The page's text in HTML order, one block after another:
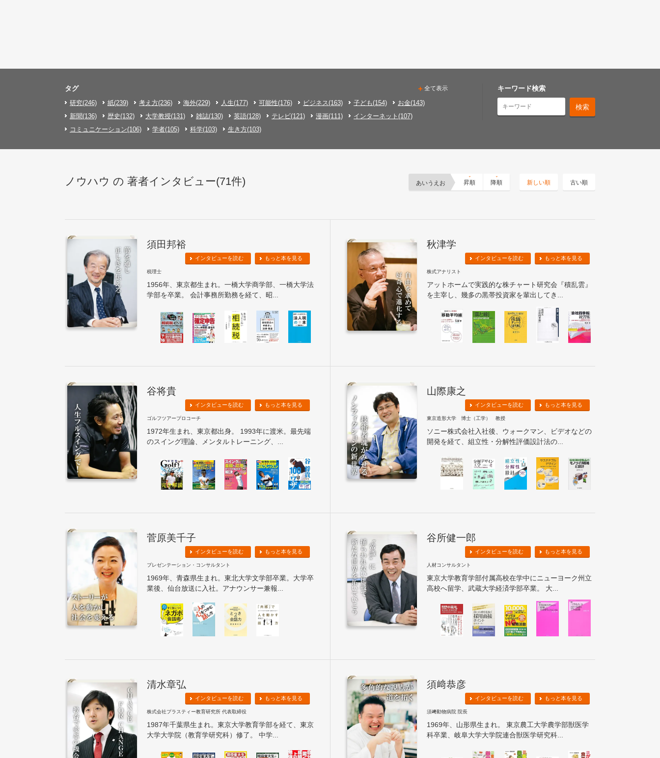
タグ 全て表示
研究(246) 紙(239) 考え方(236) 海外(229) 人生(177) 可能性(176) ビジネス(163) 子ども(154)
お金(143)
新聞(136)
歴史(132) 大学教授(131) 雑誌(130) 英語(128) テレビ(121) 漫画(111)
インターネット(107)
コミュニケーション(106)
学者(105) 科学(103) 生き方(103)
キーワード検索
ノウハウ の 著者インタビュー(71件) あいうえお 昇順 降順 新しい順 古い順
須田邦裕
もっと本を見る
インタビューを読む
税理士
1956年、東京都生まれ。一橋大学商学部、一橋大学法
学部を卒業。 会計事務所勤務を経て、昭...
秋津学
もっと本を見る
インタビューを読む
株式アナリスト
アットホームで実践的な株チャート研究会『積乱雲』
を主宰し、幾多の黒帯投資家を輩出してき...
谷将貴
もっと本を見る
インタビューを読む
ゴルフツアープロコーチ
1972年生まれ、東京都出身。 1993年に渡米。最先端
のスイング理論、メンタルトレーニング、...
山際康之
もっと本を見る
インタビューを読む
東京造形大学 博士（工学） 教授
ソニー株式会社入社後、ウォークマン、ビデオなどの
開発を経て、組立性・分解性評価設計法の...
菅原美千子
もっと本を見る
インタビューを読む
プレゼンテーション・コンサルタント
1969年、青森県生まれ。東北大学文学部卒業。大学卒
業後、仙台放送に入社。アナウンサー兼報...
谷所健一郎
もっと本を見る
インタビューを読む
人材コンサルタント
東京大学教育学部付属高校在学中にニューヨーク州立
高校へ留学、武蔵大学経済学部卒業。 大...
清水章弘
もっと本を見る
インタビューを読む
株式会社プラスティー教育研究所 代表取締役
1987年千葉県生まれ。東京大学教育学部を経て、東京
大学大学院（教育学研究科）修了。 中学...
須﨑恭彦
もっと本を見る
インタビューを読む
須﨑動物病院 院長
1969年、山形県生まれ。 東京農工大学農学部獣医学
科卒業、岐阜大学大学院連合獣医学研究科...